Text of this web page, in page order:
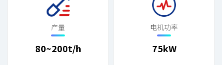
产量
80~200t/h
电机功率
75kW